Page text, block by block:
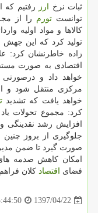
ثبات نرخ ارز رفتیم كه
توانست تورم را از
كالاها و مواد اولیه
تولید كرد كه این جهش
زاده خاطرنشان كرد:
اقتصادی به صورت
خواهد داد و
مركزی منتقل شود و
خواهد یافت كه تشدید
كرد: مجموع تحولات
افزایش رشد نقدینگی
جلوگیری از بروز چنین
صورت گیرد تا ضمن
امكان كاهش صدمه های
فضای اقتصاد كلان
1397/04/22